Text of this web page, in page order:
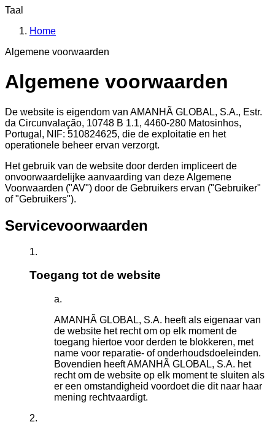
Taal
Home
Algemene voorwaarden
Algemene voorwaarden
De website is eigendom van AMANHÃ GLOBAL, S.A., Estr.
da Circunvalação, 10748 B 1.1, 4460-280 Matosinhos,
Portugal, NIF: 510824625, die de exploitatie en het
operationele beheer ervan verzorgt.
Het gebruik van de website door derden impliceert de
onvoorwaardelijke aanvaarding van deze Algemene
Voorwaarden ("AV") door de Gebruikers ervan ("Gebruiker"
of "Gebruikers").
Servicevoorwaarden
Toegang tot de website
AMANHÃ GLOBAL, S.A. heeft als eigenaar van
de website het recht om op elk moment de
toegang hiertoe voor derden te blokkeren, met
name voor reparatie- of onderhoudsdoeleinden.
Bovendien heeft AMANHÃ GLOBAL, S.A. het
recht om de website op elk moment te sluiten als
er een omstandigheid voordoet die dit naar haar
mening rechtvaardigt.